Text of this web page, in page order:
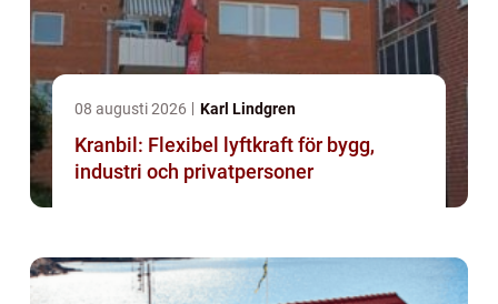
08 augusti 2026 Karl Lindgren
Kranbil: Flexibel lyftkraft för bygg,
industri och privatpersoner